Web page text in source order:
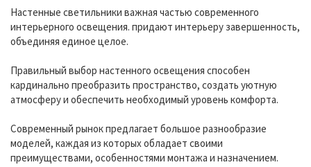
Настенные светильники важная частью современного
интерьерного освещения. придают интерьеру завершенность,
объединяя единое целое.
Правильный выбор настенного освещения способен
кардинально преобразить пространство, создать уютную
атмосферу и обеспечить необходимый уровень комфорта.
Современный рынок предлагает большое разнообразие
моделей, каждая из которых обладает своими
преимуществами, особенностями монтажа и назначением.